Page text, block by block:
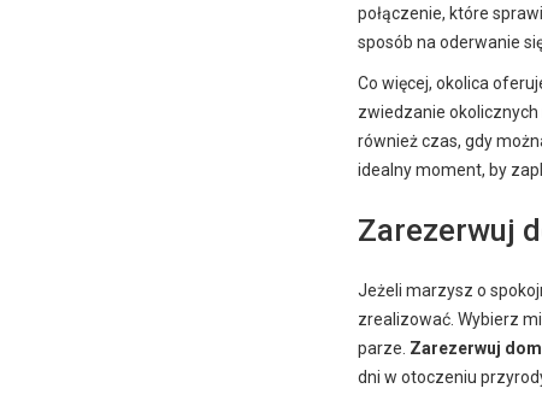
połączenie, które
sposób na oderwanie
Co więcej, okolica
zwiedzanie
również czas, gdy
idealny moment, by
Zarezerwuj
Jeżeli marzysz o
zrealizować. Wybierz
parze. Zarezerwuj
dni w otoczeniu